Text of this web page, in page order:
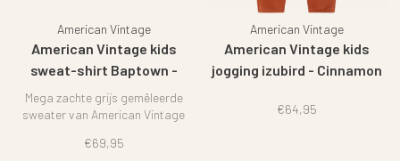
American Vintage
American Vintage kids
sweat-shirt Baptown -
Heather grey
Mega zachte grijs gemêleerde
sweater van American Vintage
€69,95
American Vintage
American Vintage kids
jogging izubird - Cinnamon
€64,95